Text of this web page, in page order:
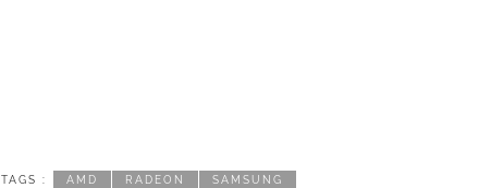
TAGS : AMD RADEON SAMSUNG